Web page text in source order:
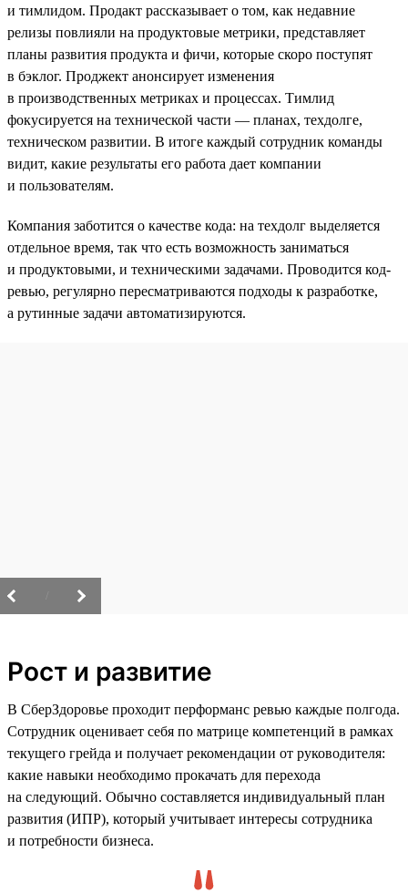
и тимлидом. Продакт рассказывает о том, как недавние
релизы повлияли на продуктовые метрики, представляет
планы развития продукта и фичи, которые скоро поступят
в бэклог. Проджект анонсирует изменения
в производственных метриках и процессах. Тимлид
фокусируется на технической части — планах, техдолге,
техническом развитии. В итоге каждый сотрудник команды
видит, какие результаты его работа дает компании
и пользователям.
Компания заботится о качестве кода: на техдолг выделяется
отдельное время, так что есть возможность заниматься
и продуктовыми, и техническими задачами. Проводится код-
ревью, регулярно пересматриваются подходы к разработке,
а рутинные задачи автоматизируются.
Рост и развитие
В СберЗдоровье проходит перформанс ревью каждые полгода.
Сотрудник оценивает себя по матрице компетенций в рамках
текущего грейда и получает рекомендации от руководителя:
какие навыки необходимо прокачать для перехода
на следующий. Обычно составляется индивидуальный план
развития (ИПР), который учитывает интересы сотрудника
и потребности бизнеса.